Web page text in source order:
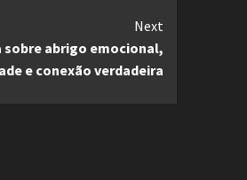
Next
sobre abrigo emocional,
e conexão verdadeira